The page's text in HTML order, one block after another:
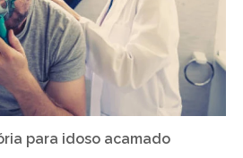
para idoso acamado